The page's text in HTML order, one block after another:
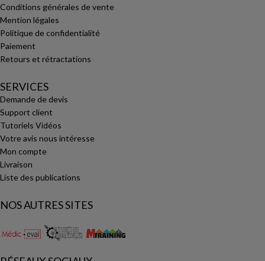
Conditions générales de vente
Mention légales
Politique de confidentialité
Paiement
Retours et rétractations
SERVICES
Demande de devis
Support client
Tutoriels Vidéos
Votre avis nous intéresse
Mon compte
Livraison
Liste des publications
NOS AUTRES SITES